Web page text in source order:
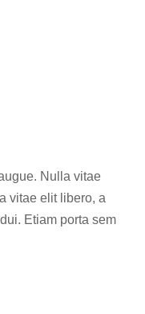
Nulla vitae
vitae elit libero, a
Etiam porta sem